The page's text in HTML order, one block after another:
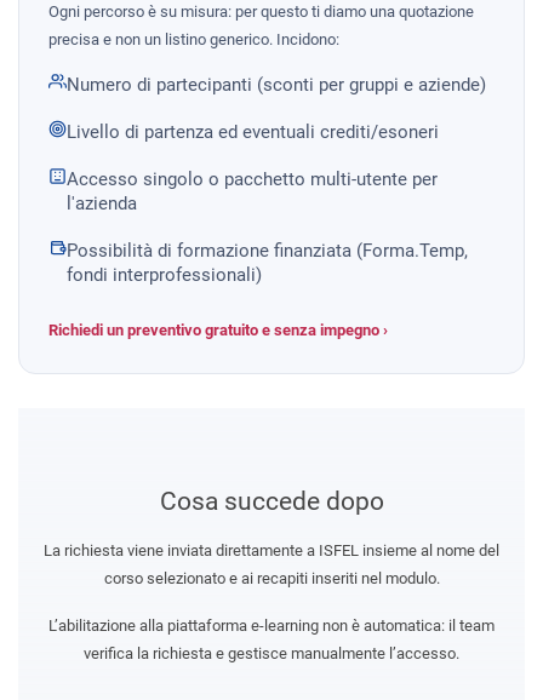
Ogni percorso è su misura: per questo ti diamo una quotazione
precisa e non un listino generico. Incidono:
Numero di partecipanti (sconti per gruppi e aziende)
Livello di partenza ed eventuali crediti/esoneri
Accesso singolo o pacchetto multi-utente per
l'azienda
Possibilità di formazione finanziata (Forma.Temp,
fondi interprofessionali)
Richiedi un preventivo gratuito e senza impegno ›
Cosa succede dopo
La richiesta viene inviata direttamente a ISFEL insieme al nome del
corso selezionato e ai recapiti inseriti nel modulo.
L’abilitazione alla piattaforma e-learning non è automatica: il team
verifica la richiesta e gestisce manualmente l’accesso.